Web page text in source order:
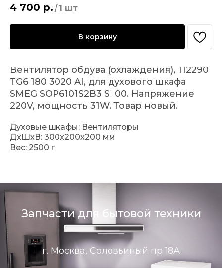
4 700 р. / 1 шт
В корзину
Вентилятор обдува (охлаждения), 112290
TG6 180 3020 AI, для духового шкафа
SMEG SOP6101S2B3 SI 00. Напряжение
220V, мощность 31W. Товар новый.
Духовые шкафы: Вентиляторы
ДxШxВ: 300x200x200 мм
Вес: 2500 г
Запчасти для бытовой техники
г. Москва, Соловьиный пр 18А